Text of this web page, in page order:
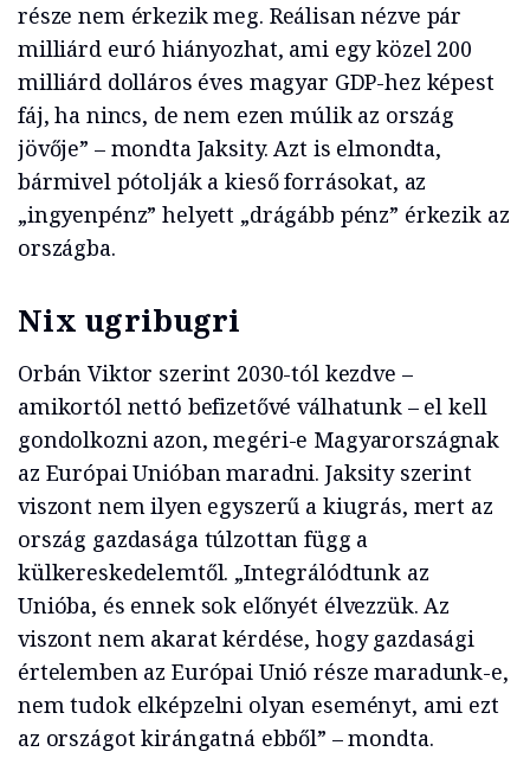
része nem érkezik meg. Reálisan nézve pár
milliárd euró hiányozhat, ami egy közel 200
milliárd dolláros éves magyar GDP-hez képest
fáj, ha nincs, de nem ezen múlik az ország
jövője” – mondta Jaksity. Azt is elmondta,
bármivel pótolják a kieső forrásokat, az
„ingyenpénz” helyett „drágább pénz” érkezik az
országba.
Nix ugribugri
Orbán Viktor szerint 2030-tól kezdve –
amikortól nettó befizetővé válhatunk – el kell
gondolkozni azon, megéri-e Magyarországnak
az Európai Unióban maradni. Jaksity szerint
viszont nem ilyen egyszerű a kiugrás, mert az
ország gazdasága túlzottan függ a
külkereskedelemtől. „Integrálódtunk az
Unióba, és ennek sok előnyét élvezzük. Az
viszont nem akarat kérdése, hogy gazdasági
értelemben az Európai Unió része maradunk-e,
nem tudok elképzelni olyan eseményt, ami ezt
az országot kirángatná ebből” – mondta.